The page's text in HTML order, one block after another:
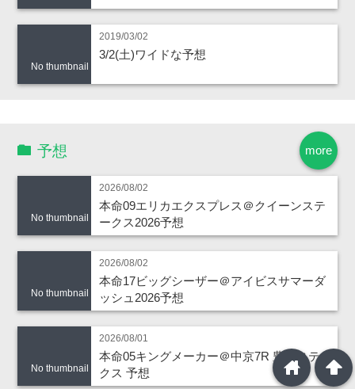
No thumbnail
2019/03/02
3/2(土)ワイドな予想
more
予想
No thumbnail
2026/08/02
本命09エリカエクスプレス＠クイーンステ
ークス2026予想
No thumbnail
2026/08/02
本命17ビッグシーザー＠アイビスサマーダ
ッシュ2026予想
No thumbnail
2026/08/01
本命05キングメーカー＠中京7R 豊橋ステー
クス 予想
arrowup
home